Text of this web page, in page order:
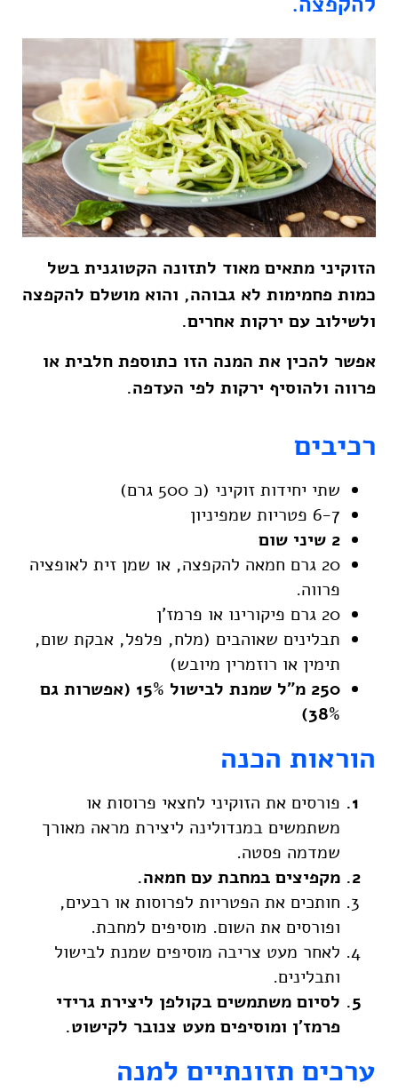
הזוקיני מתאים מאוד לתזונה הקטוגנית בשל
כמות פחמימות לא גבוהה, והוא מושלם להקפצה
ולשילוב עם ירקות אחרים.
אפשר להכין את המנה הזו כתוספת חלבית או
פרווה ולהוסיף ירקות לפי העדפה.
רכיבים
שתי יחידות זוקיני (כ 500 גרם)
6-7 פטריות שמפיניון
2 שיני שום
20 גרם חמאה להקפצה, או שמן זית לאופציה
פרווה.
20 גרם פיקורינו או פרמז’ן
תבלינים שאוהבים (מלח, פלפל, אבקת שום,
תימין או רוזמרין מיובש)
250 מ”ל שמנת לבישול 15% (אפשרות גם
38%)
הוראות הכנה
פורסים את הזוקיני לחצאי פרוסות או
משתמשים במנדולינה ליצירת מראה מאורך
שמדמה פסטה.
מקפיצים במחבת עם חמאה.
חותכים את הפטריות לפרוסות או רבעים,
ופורסים את השום. מוסיפים למחבת.
לאחר מעט צריבה מוסיפים שמנת לבישול
ותבלינים.
לסיום משתמשים בקולפן ליצירת גרידי
פרמז’ן ומוסיפים מעט צנובר לקישוט.
ערכים תזונתיים למנה